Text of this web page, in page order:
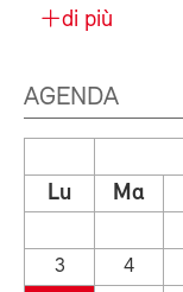
di più
AGENDA
Lu Ma
3
4